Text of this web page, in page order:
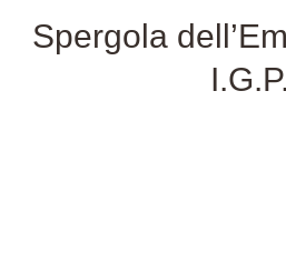
Spergola
I.G.P.